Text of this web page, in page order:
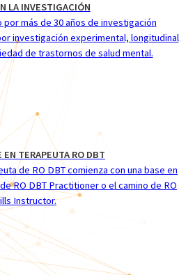
LA INVESTIGACIÓN
por más de 30 años de investigación
investigación experimental, longitudinal
de trastornos de salud mental.
EN TERAPEUTA RO DBT
de RO DBT comienza con una base en
RO DBT Practitioner o el camino de RO
Instructor.